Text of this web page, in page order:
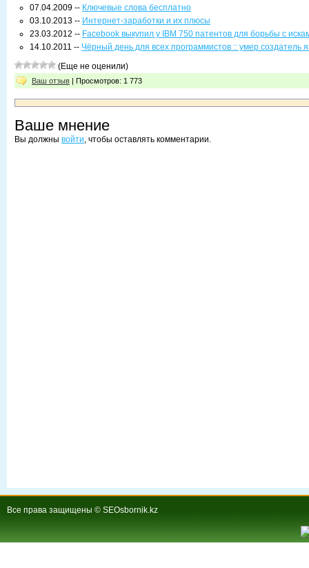
07.04.2009 -- Ключевые слова бесплатно
03.10.2013 -- Интернет-заработки и их плюсы
23.03.2012 -- Facebook выкупил у IBM 750 патентов для борьбы с
14.10.2011 -- Чёрный день для всех программистов :: умер создатель
(Еще не оценили)
Ваш отзыв | Просмотров: 1 773
Ваше мнение
Вы должны войти, чтобы оставлять комментарии.
Все права защищены © SEOsbornik.kz